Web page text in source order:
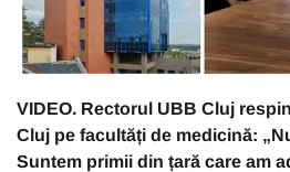
VIDEO. Rectorul UBB Cluj
Cluj pe facultăți de medicină:
Suntem primii din țară care am